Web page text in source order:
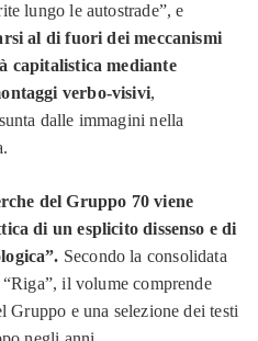
lungo le autostrade”, e
al di fuori dei meccanismi
capitalistica mediante
verbo-visivi,
dalle immagini nella
del Gruppo 70 viene
di un esplicito dissenso e di
Secondo la consolidata
il volume comprende
Gruppo e una selezione dei testi